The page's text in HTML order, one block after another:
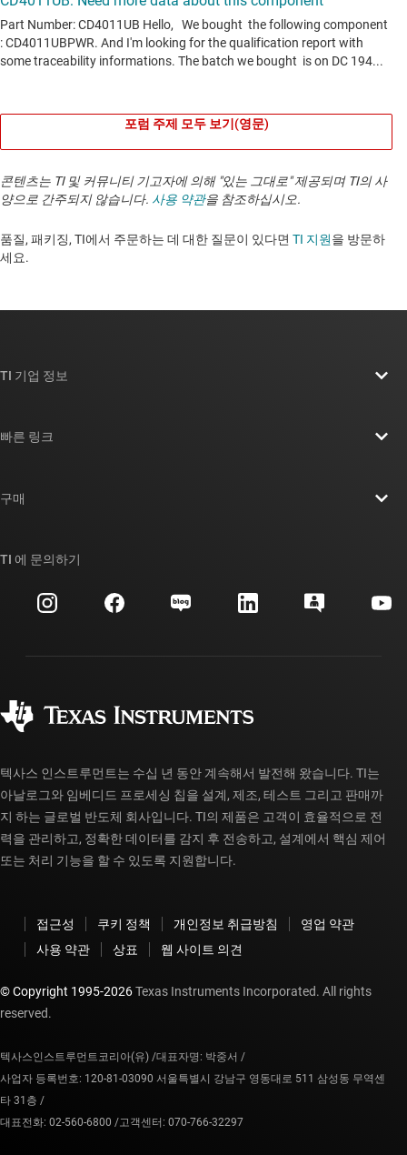
포럼 주제 모두 보기(영문)
콘텐츠는 TI 및 커뮤니티 기고자에 의해 "있는 그대로" 제공되며 TI의 사
양으로 간주되지 않습니다. 사용 약관을 참조하십시오.
품질, 패키징, TI에서 주문하는 데 대한 질문이 있다면 TI 지원을 방문하
세요. ​​​​​​​​​​​​​​
TI 기업 정보
투자 관계
제조
빠른 링크
대체품 검색
고객 지원 센터
myTI 계정 FAQ
구매
주문 FAQ
TI 에 문의하기
텍사스 인스트루먼트는 수십 년 동안 계속해서 발전해 왔습니다. TI는
아날로그와 임베디드 프로세싱 칩을 설계, 제조, 테스트 그리고 판매까
지 하는 글로벌 반도체 회사입니다. TI의 제품은 고객이 효율적으로 전
력을 관리하고, 정확한 데이터를 감지 후 전송하고, 설계에서 핵심 제어
또는 처리 기능을 할 수 있도록 지원합니다.
접근성 쿠키 정책 개인정보 취급방침
영업 약관
사용 약관
상표 웹 사이트 의견
© Copyright 1995-2026Texas Instruments Incorporated. All rights
reserved.
텍사스인스트루먼트코리아(유) /대표자명: 박중서 /
사업자 등록번호: 120-81-03090 서울특별시 강남구 영동대로 511 삼성동 무역센
타 31층 /
대표전화: 02-560-6800 /고객센터: 070-766-32297